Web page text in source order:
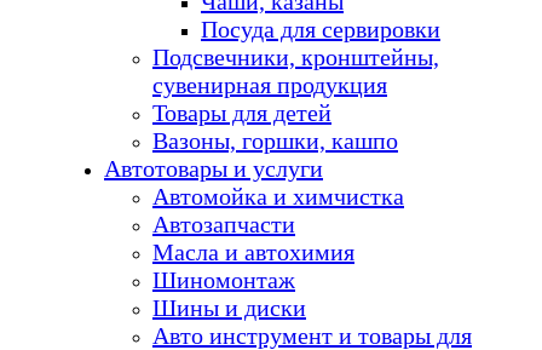
Посуда для сервировки
Подсвечники, кронштейны,
сувенирная продукция
Товары для детей
Вазоны, горшки, кашпо
Автотовары и услуги
Автомойка и химчистка
Автозапчасти
Масла и автохимия
Шиномонтаж
Шины и диски
Авто инструмент и товары для